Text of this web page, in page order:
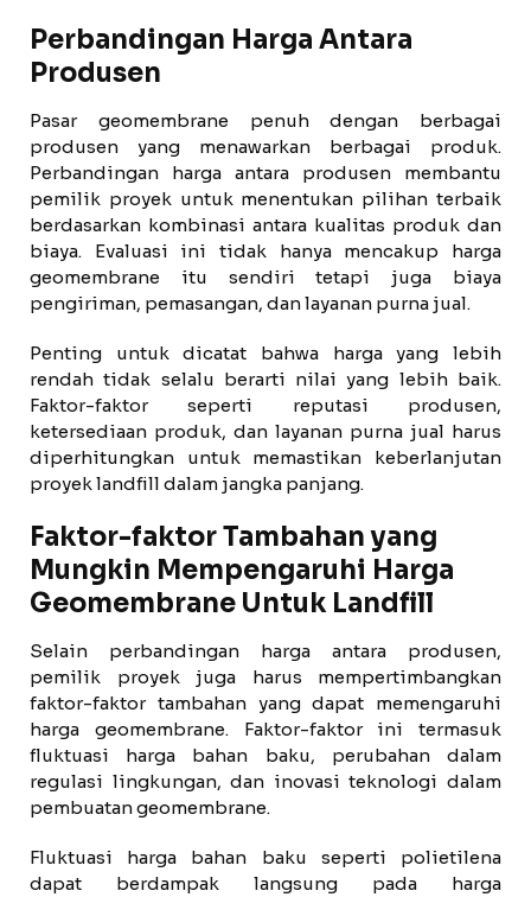
Perbandingan Harga Antara
Produsen
Pasar geomembrane penuh dengan berbagai
produsen yang menawarkan berbagai produk.
Perbandingan harga antara produsen membantu
pemilik proyek untuk menentukan pilihan terbaik
berdasarkan kombinasi antara kualitas produk dan
biaya. Evaluasi ini tidak hanya mencakup harga
geomembrane itu sendiri tetapi juga biaya
pengiriman, pemasangan, dan layanan purna jual.
Penting untuk dicatat bahwa harga yang lebih
rendah tidak selalu berarti nilai yang lebih baik.
Faktor-faktor seperti reputasi produsen,
ketersediaan produk, dan layanan purna jual harus
diperhitungkan untuk memastikan keberlanjutan
proyek landfill dalam jangka panjang.
Faktor-faktor Tambahan yang
Mungkin Mempengaruhi Harga
Geomembrane Untuk Landfill
Selain perbandingan harga antara produsen,
pemilik proyek juga harus mempertimbangkan
faktor-faktor tambahan yang dapat memengaruhi
harga geomembrane. Faktor-faktor ini termasuk
fluktuasi harga bahan baku, perubahan dalam
regulasi lingkungan, dan inovasi teknologi dalam
pembuatan geomembrane.
Fluktuasi harga bahan baku seperti polietilena
dapat berdampak langsung pada harga